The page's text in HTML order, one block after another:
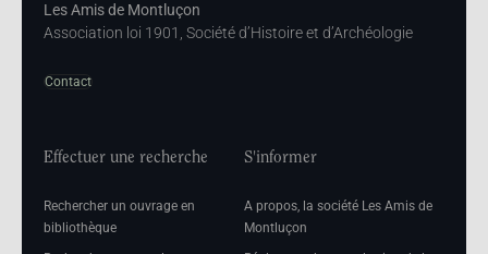
Les Amis de Montluçon
Association loi 1901, Société d’Histoire et d’Archéologie
Contact
Effectuer une recherche
Rechercher un ouvrage en
bibliothèque
S'informer
A propos, la société Les Amis de
Montluçon